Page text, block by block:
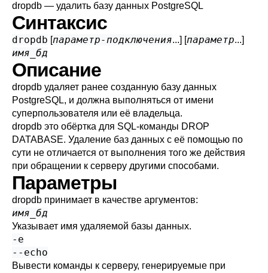
dropdb — удалить базу данных PostgreSQL
Синтаксис
dropdb [параметр-подключения...] [параметр...]
имя_бд
Описание
dropdb удаляет ранее созданную базу данных
PostgreSQL, и должна выполняться от имени
суперпользователя или её владельца.
dropdb это обёртка для SQL-команды DROP
DATABASE. Удаление баз данных с её помощью по
сути не отличается от выполнения того же действия
при обращении к серверу другими способами.
Параметры
dropdb принимает в качестве аргументов:
имя_бд
Указывает имя удаляемой базы данных.
-e
--echo
Вывести команды к серверу, генерируемые при